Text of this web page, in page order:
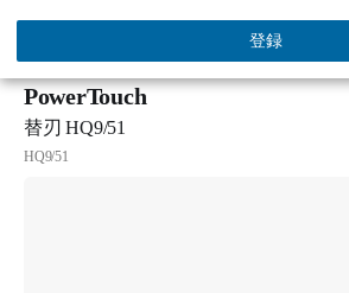
登録
製品一覧 サポート
PowerTouch
替刃 HQ9/51
HQ9/51